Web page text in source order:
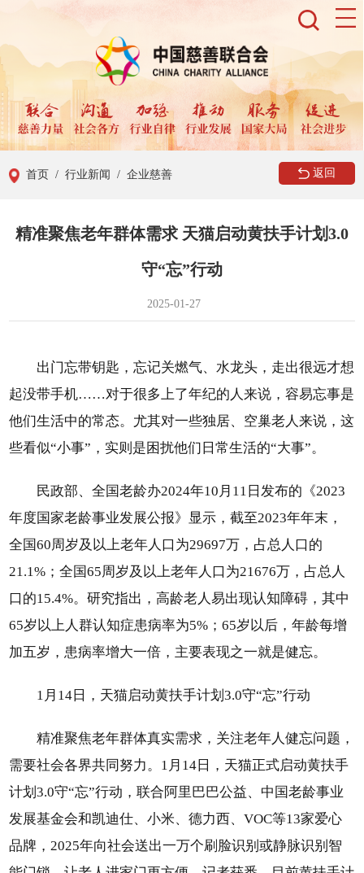
首页 / 行业新闻 / 企业慈善 返回
精准聚焦老年群体需求 天猫启动黄扶手计划3.0
守“忘”行动
2025-01-27
出门忘带钥匙，忘记关燃气、水龙头，走出很远才想
起没带手机……对于很多上了年纪的人来说，容易忘事是
他们生活中的常态。尤其对一些独居、空巢老人来说，这
些看似“小事”，实则是困扰他们日常生活的“大事”。
民政部、全国老龄办2024年10月11日发布的《2023
年度国家老龄事业发展公报》显示，截至2023年年末，
全国60周岁及以上老年人口为29697万，占总人口的
21.1%；全国65周岁及以上老年人口为21676万，占总人
口的15.4%。研究指出，高龄老人易出现认知障碍，其中
65岁以上人群认知症患病率为5%；65岁以后，年龄每增
加五岁，患病率增大一倍，主要表现之一就是健忘。
1月14日，天猫启动黄扶手计划3.0守“忘”行动
精准聚焦老年群体真实需求，关注老年人健忘问题，
需要社会各界共同努力。1月14日，天猫正式启动黄扶手
计划3.0守“忘”行动，联合阿里巴巴公益、中国老龄事业
发展基金会和凯迪仕、小米、德力西、VOC等13家爱心
品牌，2025年向社会送出一万个刷脸识别或静脉识别智